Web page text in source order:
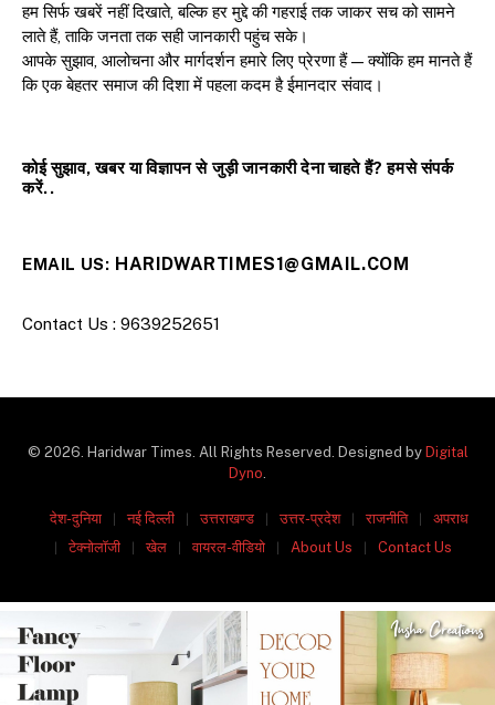
हम सिर्फ खबरें नहीं दिखाते, बल्कि हर मुद्दे की गहराई तक जाकर सच को सामने
लाते हैं, ताकि जनता तक सही जानकारी पहुंच सके।
आपके सुझाव, आलोचना और मार्गदर्शन हमारे लिए प्रेरणा हैं — क्योंकि हम मानते हैं
कि एक बेहतर समाज की दिशा में पहला कदम है ईमानदार संवाद।
कोई सुझाव, खबर या विज्ञापन से जुड़ी जानकारी देना चाहते हैं? हमसे संपर्क
करें..
EMAIL US: HARIDWARTIMES1@GMAIL.COM
Contact Us : 9639252651
© 2026. Haridwar Times. All Rights Reserved. Designed by Digital
Dyno.
देश-दुनिया नई दिल्ली उत्तराखण्ड उत्तर-प्रदेश राजनीति
अपराध
टेक्नोलॉजी
खेल वायरल-वीडियो About Us Contact Us